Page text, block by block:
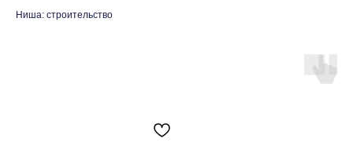
Ниша: строительство